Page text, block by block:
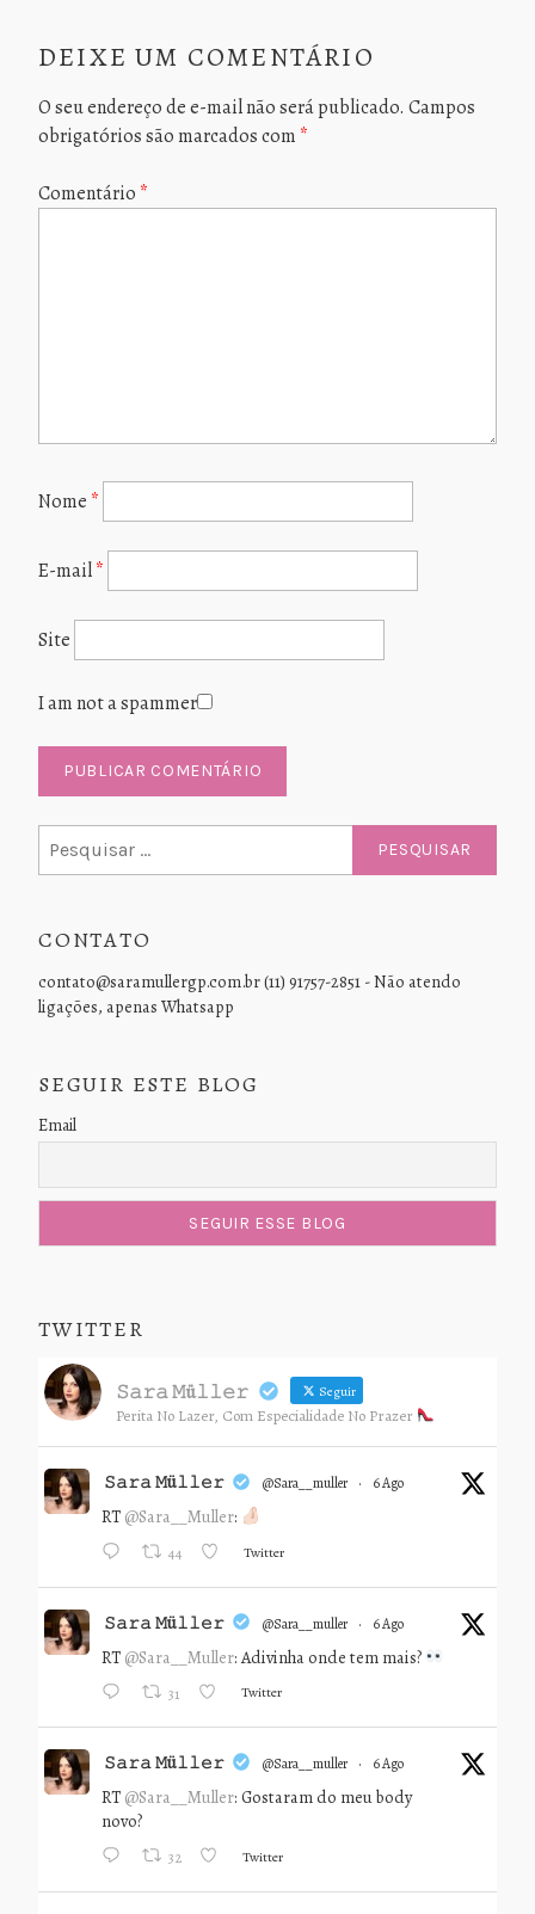
DEIXE UM COMENTÁRIO
O seu endereço de e-mail não será publicado. Campos
obrigatórios são marcados com *
Comentário *
Nome *
E-mail*
Site
I am not a spammer
por:
CONTATO
contato@saramullergp.com.br (11) 91757-2851 - Não atendo
ligações, apenas Whatsapp
SEGUIR ESTE BLOG
Email
TWITTER
𝚂𝚊𝚛𝚊 𝙼ü𝚕𝚕𝚎𝚛 Seguir
Perita No Lazer, Com Especialidade No Prazer
𝚂𝚊𝚛𝚊 𝙼ü𝚕𝚕𝚎𝚛 @sara__muller · 6 Ago
RT @Sara__Muller:
44 Twitter
𝚂𝚊𝚛𝚊 𝙼ü𝚕𝚕𝚎𝚛 @sara__muller · 6 Ago
RT @Sara__Muller: Adivinha onde tem mais?
31 Twitter
𝚂𝚊𝚛𝚊 𝙼ü𝚕𝚕𝚎𝚛 @sara__muller · 6 Ago
RT @Sara__Muller: Gostaram do meu body
novo?
32 Twitter